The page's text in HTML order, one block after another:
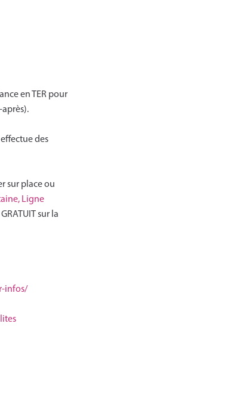
en TER pour
des
sur place ou
Ligne
sur la
infos/